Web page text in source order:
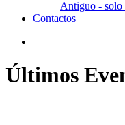
Antiguo - solo
Contactos
Últimos